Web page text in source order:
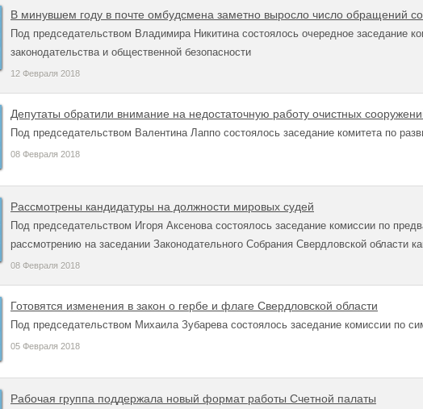
В минувшем году в почте омбудсмена заметно выросло число обращений
Под председательством Владимира Никитина состоялось очередное заседание
законодательства и общественной безопасности
12 Февраля 2018
Депутаты обратили внимание на недостаточную работу очистных
Под председательством Валентина Лаппо состоялось заседание комитета по
08 Февраля 2018
Рассмотрены кандидатуры на должности мировых судей
Под председательством Игоря Аксенова состоялось заседание комиссии по
рассмотрению на заседании Законодательного Собрания Свердловской области
08 Февраля 2018
Готовятся изменения в закон о гербе и флаге Свердловской области
Под председательством Михаила Зубарева состоялось заседание комиссии по
05 Февраля 2018
Рабочая группа поддержала новый формат работы Счетной палаты